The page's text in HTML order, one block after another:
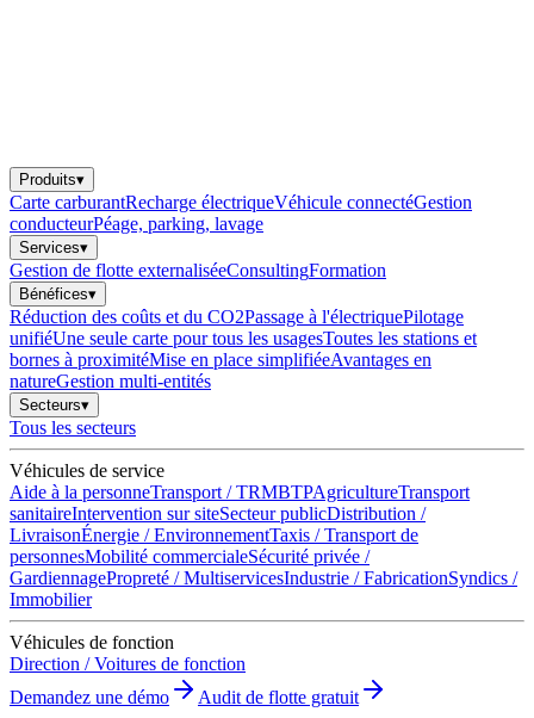
Produits▾
Carte carburantRecharge électriqueVéhicule connectéGestion
conducteurPéage, parking, lavage
Services▾
Gestion de flotte externaliséeConsultingFormation
Bénéfices▾
Réduction des coûts et du CO2Passage à l'électriquePilotage
unifiéUne seule carte pour tous les usagesToutes les stations et
bornes à proximitéMise en place simplifiéeAvantages en
natureGestion multi-entités
Secteurs▾
Tous les secteurs
Véhicules de service
Aide à la personneTransport / TRMBTPAgricultureTransport
sanitaireIntervention sur siteSecteur publicDistribution /
LivraisonÉnergie / EnvironnementTaxis / Transport de
personnesMobilité commercialeSécurité privée /
GardiennagePropreté / MultiservicesIndustrie / FabricationSyndics /
Immobilier
Véhicules de fonction
Direction / Voitures de fonction
Demandez une démo
Audit de flotte gratuit